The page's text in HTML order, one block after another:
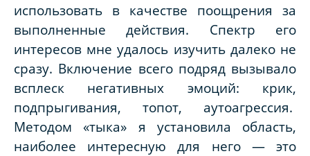
использовать в качестве поощрения за
выполненные действия. Спектр его
интересов мне удалось изучить далеко не
сразу. Включение всего подряд вызывало
всплеск негативных эмоций: крик,
подпрыгивания, топот, аутоагрессия.
Методом «тыка» я установила область,
наиболее интересную для него — это